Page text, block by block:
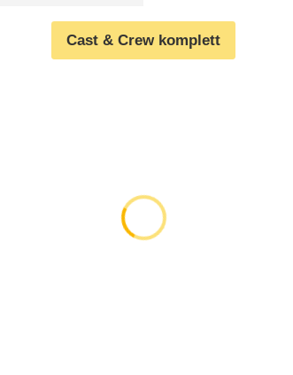
Cast & Crew komplett